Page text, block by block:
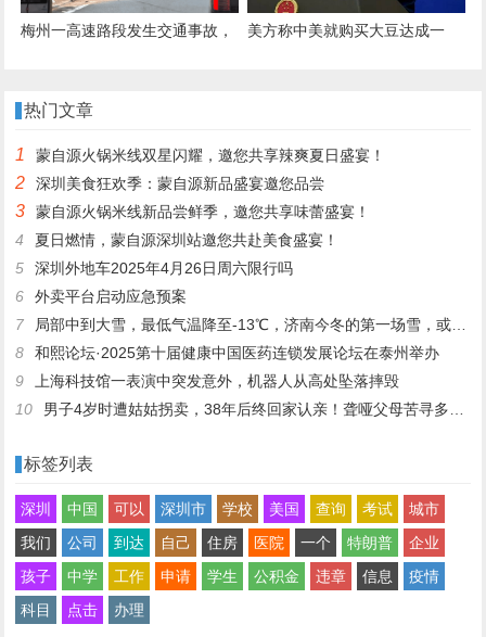
梅州一高速路段发生交通事故，
美方称中美就购买大豆达成一
热门文章
1 蒙自源火锅米线双星闪耀，邀您共享辣爽夏日盛宴！
2 深圳美食狂欢季：蒙自源新品盛宴邀您品尝
3
蒙自源火锅米线新品尝鲜季，邀您共享味蕾盛宴！
4
夏日燃情，蒙自源深圳站邀您共赴美食盛宴！
5
深圳外地车2025年4月26日周六限行吗
6
外卖平台启动应急预案
7
局部中到大雪，最低气温降至-13℃，济南今冬的第一场雪，或跟去年同一时间！
8
和熙论坛·2025第十届健康中国医药连锁发展论坛在泰州举办
9
上海科技馆一表演中突发意外，机器人从高处坠落摔毁
10
男子4岁时遭姑姑拐卖，38年后终回家认亲！聋哑父母苦寻多年，母亲已抱憾离世丨红星寻人
标签列表
深圳 中国 可以 深圳市 学校 美国 查询 考试
城市
我们
公司 到达 自己 住房 医院 一个 特朗普
企业
孩子
中学 工作 申请 学生 公积金 违章 信息
疫情
科目
点击 办理